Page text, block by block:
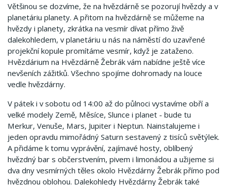
Většinou se dozvíme, že na hvězdárně se pozorují hvězdy a v
planetáriu planety. A přitom na hvězdárně se můžeme na
hvězdy i planety, zkrátka na vesmír dívat přímo živě
dalekohledem, v planetáriu u nás na náměstí do uzavřené
projekční kopule promítáme vesmír, když je zataženo.
Hvězdárium na Hvězdárně Žebrák vám nabídne ještě více
nevšeních zážitků. Všechno spojíme dohromady na louce
vedle hvězdárny.
V pátek i v sobotu od 14:00 až do půlnoci vystavíme obří a
velké modely Země, Měsíce, Slunce i planet - bude tu
Merkur, Venuše, Mars, Jupiter i Neptun. Nainstalujeme i
jeden opravdu mimořádný Saturn sestavený z tisíců světýlek.
A přidáme k tomu vyprávění, zajímavé hosty, oblíbený
hvězdný bar s občerstvením, pivem i limonádou a užijeme si
dva dny vesmírných těles okolo Hvězdárny Žebrák přímo pod
hvězdnou oblohou. Dalekohledy Hvězdárny Žebrák také